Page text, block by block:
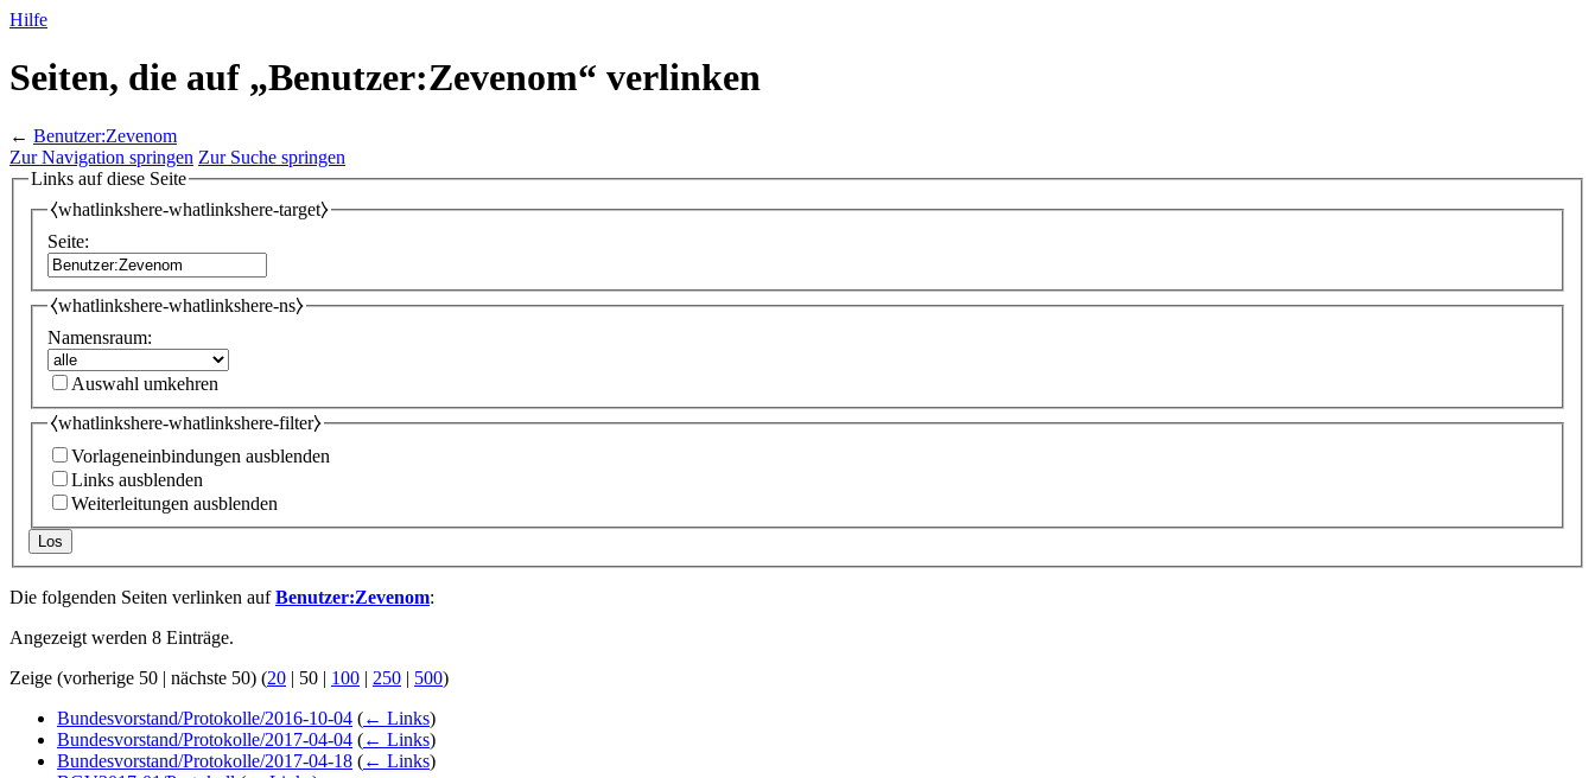
Hilfe
Seiten, die auf „Benutzer:Zevenom“ verlinken
← Benutzer:Zevenom
Zur Navigation springen Zur Suche springen
Links auf diese Seite
⧼whatlinkshere-whatlinkshere-target⧽
Seite:
⧼whatlinkshere-whatlinkshere-ns⧽
Namensraum:
Auswahl umkehren
⧼whatlinkshere-whatlinkshere-filter⧽
Vorlageneinbindungen ausblenden
Links ausblenden
Weiterleitungen ausblenden
Los
Die folgenden Seiten verlinken aufBenutzer:Zevenom:
Angezeigt werden 8 Einträge.
Zeige (vorherige 50 | nächste 50) (20 | 50 | 100 | 250 | 500)
Bundesvorstand/Protokolle/2016-10-04 (← Links)
Bundesvorstand/Protokolle/2017-04-04 (← Links)
Bundesvorstand/Protokolle/2017-04-18 (← Links)